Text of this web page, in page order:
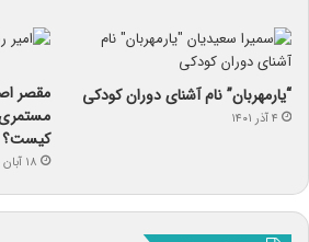
“یارمهربان” نام آشنای دوران کودکی
۴ آذر ۱۴۰۱
مقصر
مستمری
کیست؟
۱۸ آبان ۱۴۰۰